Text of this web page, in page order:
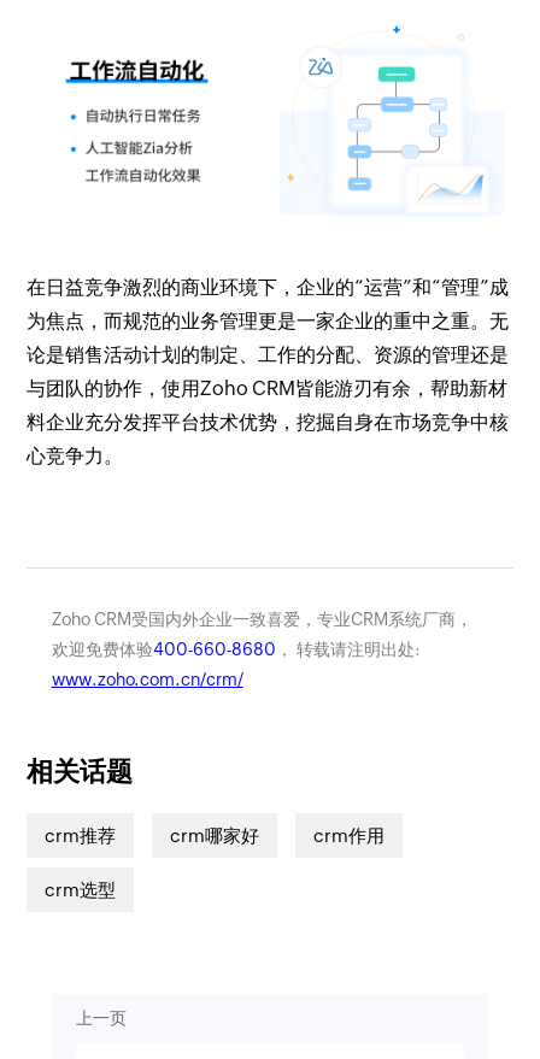
在日益竞争激烈的商业环境下，企业的“运营”和“管理”成
为焦点，而规范的业务管理更是一家企业的重中之重。无
论是销售活动计划的制定、工作的分配、资源的管理还是
与团队的协作，使用Zoho CRM皆能游刃有余，帮助新材
料企业充分发挥平台技术优势，挖掘自身在市场竞争中核
心竞争力。
Zoho CRM受国内外企业一致喜爱，专业CRM系统厂商，
欢迎免费体验400-660-8680 ， 转载请注明出处:
www.zoho.com.cn/crm/
相关话题
crm推荐 crm哪家好 crm作用
crm选型
上一页